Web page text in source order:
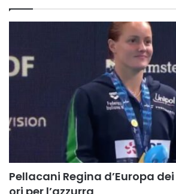
Pellacani Regina d’Europa